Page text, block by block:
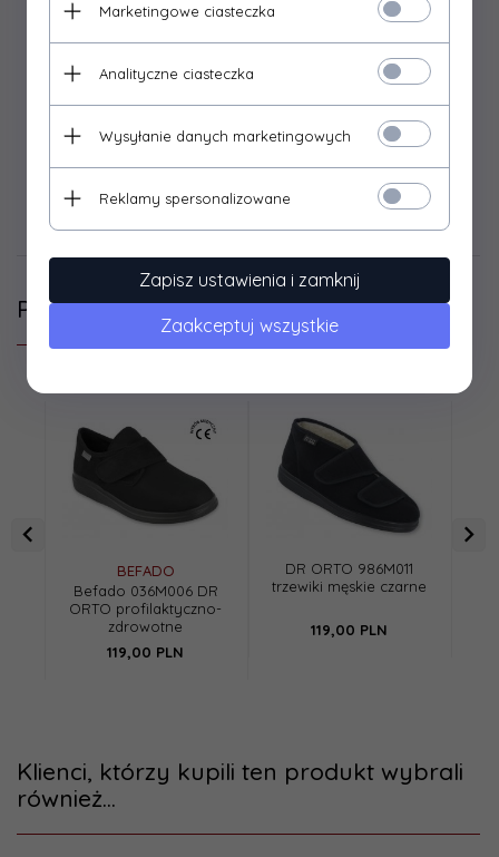
42 - 26,0 cm
43 - 26,5 cm
46 - 28,0 cm
Dane techniczne
Polecamy
BEFADO
Befado 036M006 DR
ORTO profilaktyczno-
zdrowotne
119,00 PLN
DR ORTO 986M011
trzewiki męskie czarne
119,00 PLN
Klienci, którzy kupili ten produkt wybrali
również...
Marketingowe ciasteczka
Analityczne ciasteczka
Wysyłanie danych marketingowych
Reklamy spersonalizowane
Zapisz ustawienia i zamknij
Zaakceptuj wszystkie